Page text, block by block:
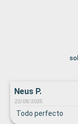
Neus P.
22/08/2025
Todo perfecto